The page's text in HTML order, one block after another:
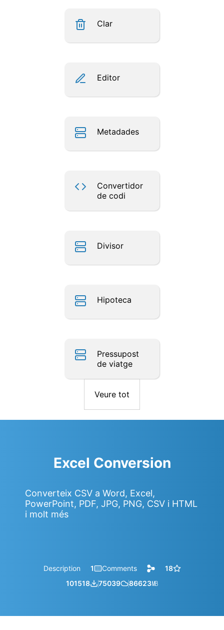
Clar
Editor
Metadades
Convertidor
de codi
Divisor
Hipoteca
Pressupost
de viatge
Veure tot
Excel Conversion
Converteix CSV a Word, Excel,
PowerPoint, PDF, JPG, PNG, CSV i HTML
i molt més
Description 1 Comments
18
101518
75039 86623㎆︎